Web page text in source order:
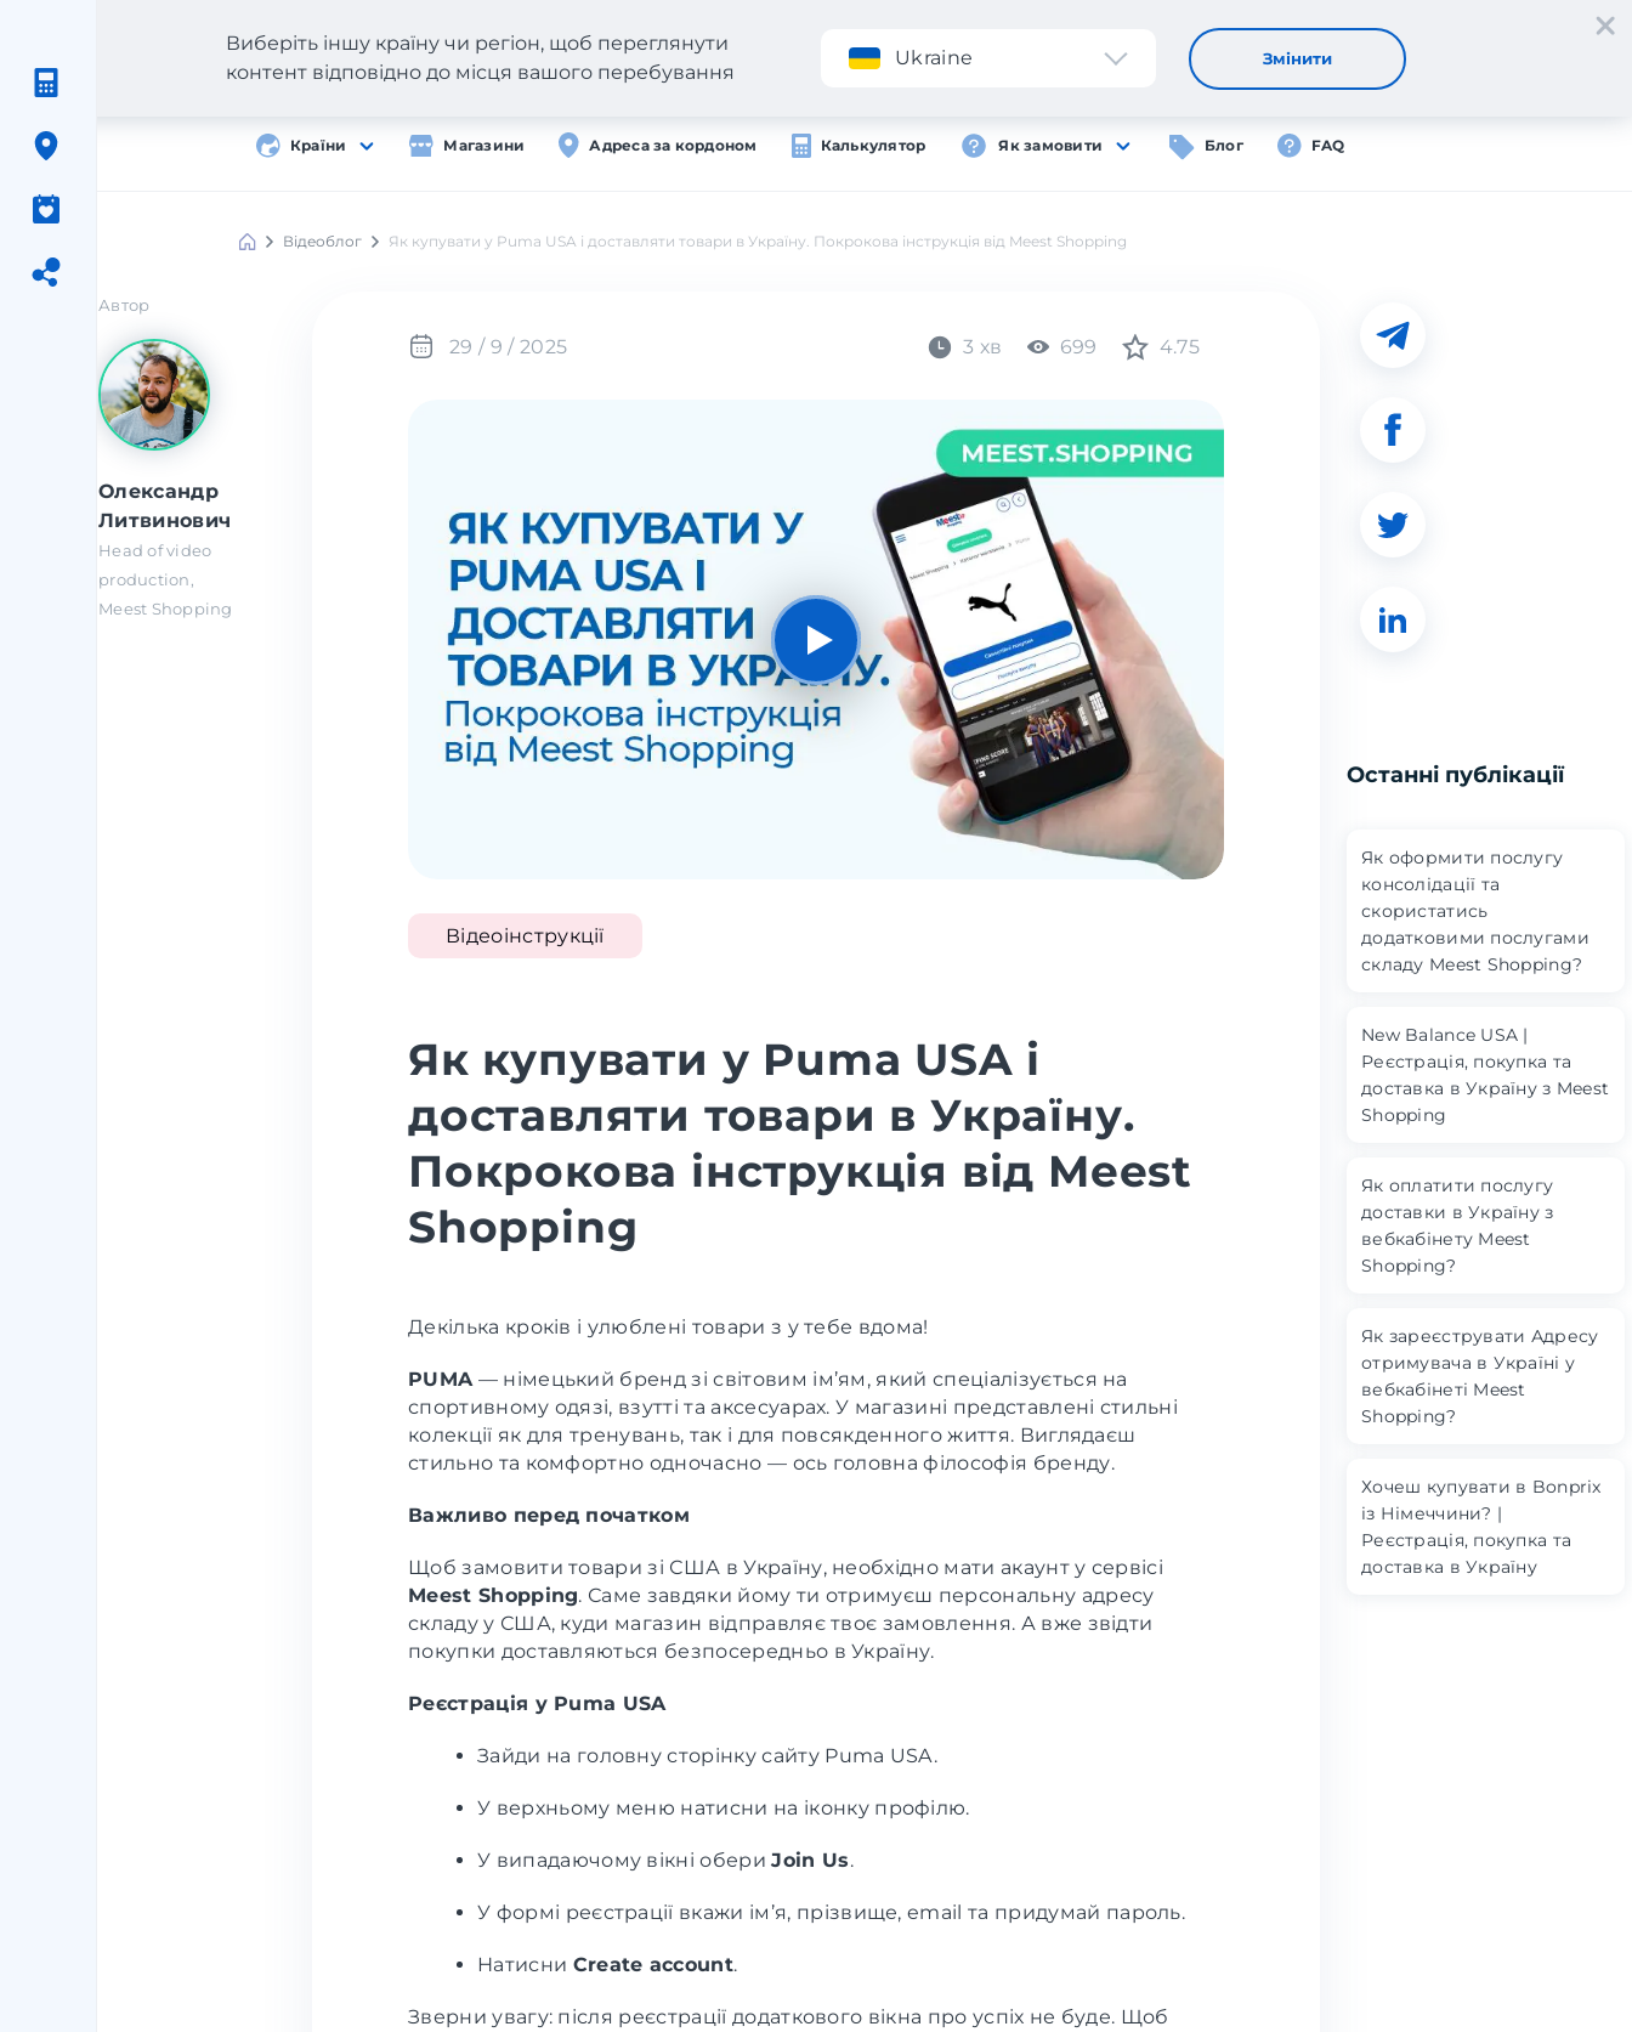
Додаток Реєстрація Вхід
Країни Магазини Адреса за кордоном Калькулятор Як замовити Блог FAQ
Виберіть іншу країну чи регіон, щоб переглянути
контент відповідно до місця вашого перебування
Ukraine Змінити
Відеоблог Як купувати у Puma USA і доставляти товари в Україну. Покрокова інструкція від Meest Shopping
29 / 9 / 2025 3 хв 699 4.75
Автор
Олександр
Литвинович
Head of video
production,
Meest Shopping
Останні публікації
Як оформити послугу
консолідації та
скористатись
додатковими послугами
складу Meest Shopping?
New Balance USA |
Реєстрація, покупка та
доставка в Україну з Meest
Shopping
Як оплатити послугу
доставки в Україну з
вебкабінету Meest
Shopping?
Як зареєструвати Адресу
отримувача в Україні у
вебкабінеті Meest
Shopping?
Хочеш купувати в Bonprix
із Німеччини? |
Реєстрація, покупка та
доставка в Україну
Відеоінструкції
Як купувати у Puma USA і
доставляти товари в Україну.
Покрокова інструкція від Meest
Shopping
Декілька кроків і улюблені товари з у тебе вдома!
PUMA— німецький бренд зі світовим ім’ям, який спеціалізується на
спортивному одязі, взутті та аксесуарах. У магазині представлені стильні
колекції як для тренувань, так і для повсякденного життя. Виглядаєш
стильно та комфортно одночасно — ось головна філософія бренду.
Важливо перед початком
Щоб замовити товари зі США в Україну, необхідно мати акаунт у сервісі
Meest Shopping. Саме завдяки йому ти отримуєш персональну адресу
складу у США, куди магазин відправляє твоє замовлення. А вже звідти
покупки доставляються безпосередньо в Україну.
Реєстрація у Puma USA
Зайди на головну сторінку сайту Puma USA.
У верхньому меню натисни на іконку профілю.
У випадаючому вікні обериJoin Us.
У формі реєстрації вкажи ім’я, прізвище, email та придумай пароль.
Натисни Create account.
Зверни увагу: після реєстрації додаткового вікна про успіх не буде. Щоб